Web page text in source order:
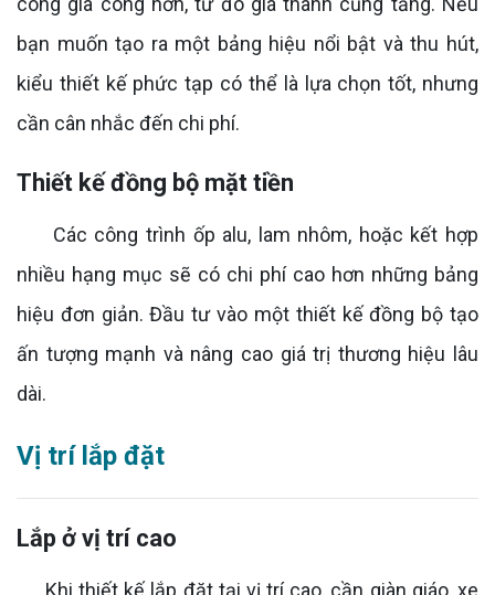
bạn muốn tạo ra một bảng hiệu nổi bật và thu hút,
kiểu thiết kế phức tạp có thể là lựa chọn tốt, nhưng
cần cân nhắc đến chi phí.
Thiết kế đồng bộ mặt tiền
Các công trình ốp alu, lam nhôm, hoặc kết hợp
nhiều hạng mục sẽ có chi phí cao hơn những bảng
hiệu đơn giản. Đầu tư vào một thiết kế đồng bộ tạo
ấn tượng mạnh và nâng cao giá trị thương hiệu lâu
dài.
Vị trí lắp đặt
Lắp ở vị trí cao
Khi thiết kế lắp đặt tại vị trí cao, cần giàn giáo, xe